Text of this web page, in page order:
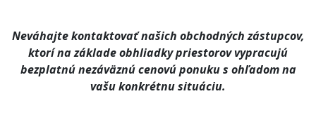
Neváhajte kontaktovať našich obchodných zástupcov,
ktorí na základe obhliadky priestorov vypracujú
bezplatnú nezáväznú cenovú ponuku s ohľadom na
vašu konkrétnu situáciu.